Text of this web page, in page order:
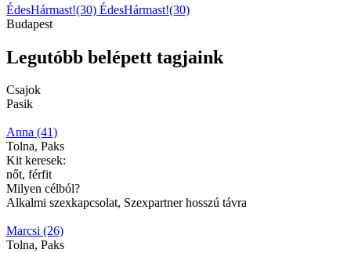
ÉdesHármast!(30) ÉdesHármast!(30)
Budapest
Legutóbb belépett tagjaink
Csajok
Pasik
Anna (41)
Tolna, Paks
Kit keresek:
nőt, férfit
Milyen célból?
Alkalmi szexkapcsolat, Szexpartner hosszú távra
Marcsi (26)
Tolna, Paks